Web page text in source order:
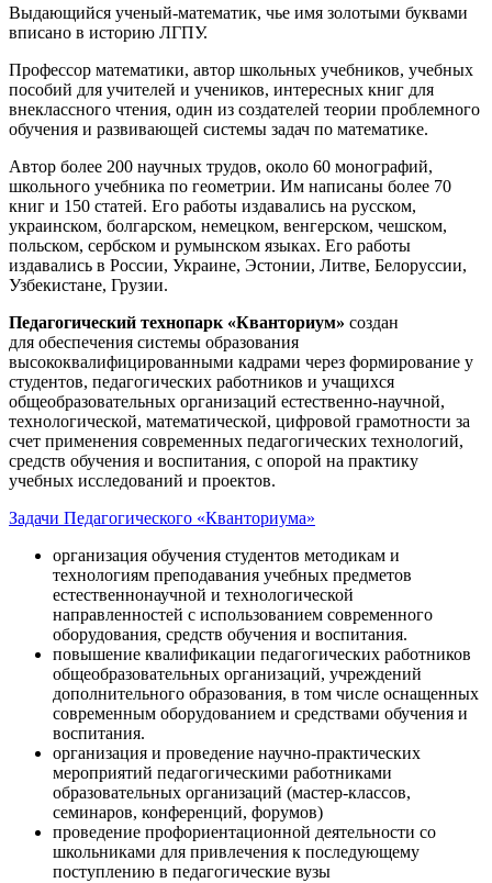
Выдающийся ученый-математик, чье имя золотыми буквами
вписано в историю ЛГПУ.
Профессор математики, автор школьных учебников, учебных
пособий для учителей и учеников, интересных книг для
внеклассного чтения, один из создателей теории проблемного
обучения и развивающей системы задач по математике.
Автор более 200 научных трудов, около 60 монографий,
школьного учебника по геометрии. Им написаны более 70
книг и 150 статей. Его работы издавались на русском,
украинском, болгарском, немецком, венгерском, чешском,
польском, сербском и румынском языках. Его работы
издавались в России, Украине, Эстонии, Литве, Белоруссии,
Узбекистане, Грузии.
Педагогический технопарк «Кванториум» создан
для обеспечения системы образования
высококвалифицированными кадрами через формирование у
студентов, педагогических работников и учащихся
общеобразовательных организаций естественно-научной,
технологической, математической, цифровой грамотности за
счет применения современных педагогических технологий,
средств обучения и воспитания, с опорой на практику
учебных исследований и проектов.
Задачи Педагогического «Кванториума»
организация обучения студентов методикам и
технологиям преподавания учебных предметов
естественнонаучной и технологической
направленностей с использованием современного
оборудования, средств обучения и воспитания.
повышение квалификации педагогических работников
общеобразовательных организаций, учреждений
дополнительного образования, в том числе оснащенных
современным оборудованием и средствами обучения и
воспитания.
организация и проведение научно-практических
мероприятий педагогическими работниками
образовательных организаций (мастер-классов,
семинаров, конференций, форумов)
проведение профориентационной деятельности со
школьниками для привлечения к последующему
поступлению в педагогические вузы